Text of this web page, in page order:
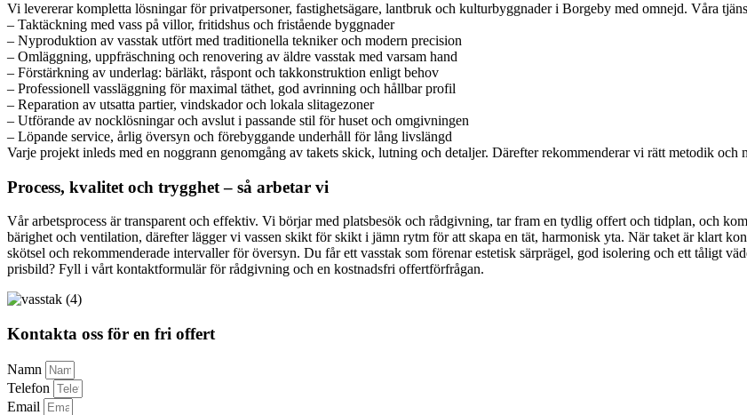
Vi levererar kompletta lösningar för privatpersoner, fastighetsägare, lantbruk och kulturbyggnader i Borgeby med omnejd. Våra
– Taktäckning med vass på villor, fritidshus och fristående byggnader
– Nyproduktion av vasstak utfört med traditionella tekniker och modern precision
– Omläggning, uppfräschning och renovering av äldre vasstak med varsam hand
– Förstärkning av underlag: bärläkt, råspont och takkonstruktion enligt behov
– Professionell vassläggning för maximal täthet, god avrinning och hållbar profil
– Reparation av utsatta partier, vindskador och lokala slitagezoner
– Utförande av nocklösningar och avslut i passande stil för huset och omgivningen
– Löpande service, årlig översyn och förebyggande underhåll för lång livslängd
Varje projekt inleds med en noggrann genomgång av takets skick, lutning och detaljer. Därefter rekommenderar vi rätt metodik och
Process, kvalitet och trygghet – så arbetar vi
Vår arbetsprocess är transparent och effektiv. Vi börjar med platsbesök och rådgivning, tar fram en tydlig offert och tidplan, och
bärighet och ventilation, därefter lägger vi vassen skikt för skikt i jämn rytm för att skapa en tät, harmonisk yta. När taket är klart
skötsel och rekommenderade intervaller för översyn. Du får ett vasstak som förenar estetisk särprägel, god isolering och ett tåligt
prisbild? Fyll i vårt kontaktformulär för rådgivning och en kostnadsfri offertförfrågan.
Kontakta oss för en fri offert
Namn
Telefon
Email